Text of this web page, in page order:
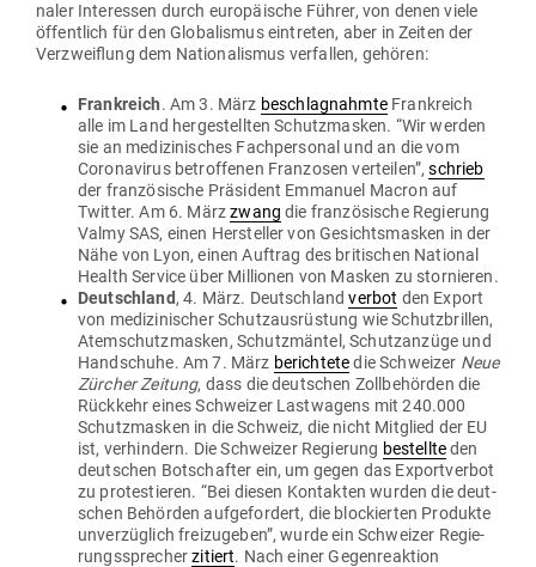
naler Inter­essen durch euro­päische Führer, von denen viele
öffentlich für den Glo­ba­lismus ein­treten, aber in Zeiten der
Ver­zweiflung dem Natio­na­lismus ver­fallen, gehören:
Frank­reich. Am 3. März beschlag­nahmteFrank­reich
alle im Land her­ge­stellten Schutz­masken. “Wir werden
sie an medi­zi­ni­sches Fach­per­sonal und an die vom
Coro­na­virus betrof­fenen Fran­zosen ver­teilen”,schrieb
der fran­zö­sische Prä­sident Emmanuel Macron auf
Twitter. Am 6. Märzzwang die fran­zö­sische Regierung
Valmy SAS, einen Her­steller von Gesichts­masken in der
Nähe von Lyon, einen Auftrag des bri­ti­schen National
Health Service über Mil­lionen von Masken zu stornieren.
Deutschland , 4. März. Deutschlandverbot den Export
von medi­zi­ni­scher Schutz­aus­rüstung wie Schutz­brillen,
Atem­schutz­masken, Schutz­mäntel, Schutz­anzüge und
Hand­schuhe. Am 7. März berichtetedie Schweizer Neue
Zürcher Zeitung, dass die deut­schen Zoll­be­hörden die
Rückkehr eines Schweizer Last­wagens mit 240.000
Schutz­masken in die Schweiz, die nicht Mit­glied der EU
ist, ver­hindern. Die Schweizer Regierung bestellteden
deut­schen Bot­schafter ein, um gegen das Export­verbot
zu pro­tes­tieren. “Bei diesen Kon­takten wurden die deut­
schen Behörden auf­ge­fordert, die blo­ckierten Pro­dukte
unver­züglich frei­zu­geben”, wurde ein Schweizer Regie­
rungs­sprecherzitiert. Nach einer Gegen­re­aktion